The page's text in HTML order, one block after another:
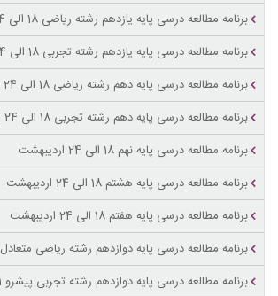
برنامه مطالعه درسی پایه یازدهم رشته ریاضی 18 الی 24 اردیبهشت
برنامه مطالعه درسی پایه یازدهم رشته تجربی 18 الی 24 اردیبهشت
برنامه مطالعه درسی پایه دهم رشته ریاضی 18 الی 24 اردیبهشت
برنامه مطالعه درسی پایه دهم رشته تجربی 18 الی 24 اردیبهشت
برنامه مطالعه درسی پایه نهم 18 الی 24 اردیبهشت
برنامه مطالعه درسی پایه هشتم 18 الی 24 اردیبهشت
برنامه مطالعه درسی پایه هفتم 18 الی 24 اردیبهشت
برنامه مطالعه درسی پایه دوازدهم رشته ریاضی متعادل 11 الی 17 اردیبهشت
برنامه مطالعه درسی پایه دوازدهم رشته تجربی پیشرو 11 الی 17 اردیبهشت